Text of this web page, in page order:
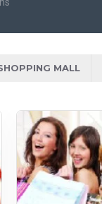
MALL